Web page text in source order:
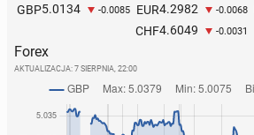
GBP5.0134 -0.0085 EUR4.2982 -0.0068
CHF4.6049 -0.0031
Forex
AKTUALIZACJA: 7 SIERPNIA, 22:00